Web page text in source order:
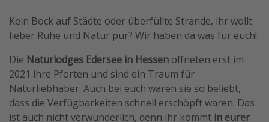
Reise Journal
Familienurlaub in der Türkei
Rundreisen in Thailand
Bahnreisen in der Schweiz
Reisepassfreie Reiseziele
Travel Know How
Kein Bock auf Städte oder überfüllte Strände, ihr wollt
lieber Ruhe und Natur pur? Wir haben da was für euch!
Die Naturlodges Edersee in Hessen öffneten erst im
2021 ihre Pforten und sind ein Traum für
Naturliebhaber. Auch bei euch waren sie so beliebt,
dass die Verfügbarkeiten schnell erschöpft waren. Das
ist auch nicht verwunderlich, denn ihr kommt in eurer